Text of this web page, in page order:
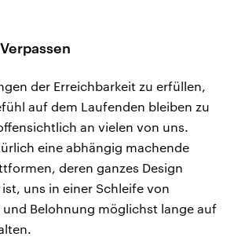
der Erreichbarkeit zu erfüllen,
auf dem Laufenden bleiben zu
an vielen von uns.
eine abhängig machende
deren ganzes Design
uns in einer Schleife von
und Belohnung möglichst lange auf